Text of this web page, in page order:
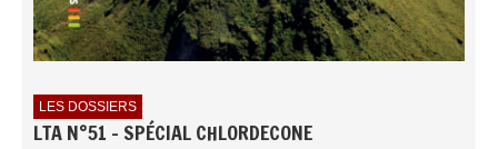
LES DOSSIERS
LTA N°51 - SPÉCIAL CHLORDECONE